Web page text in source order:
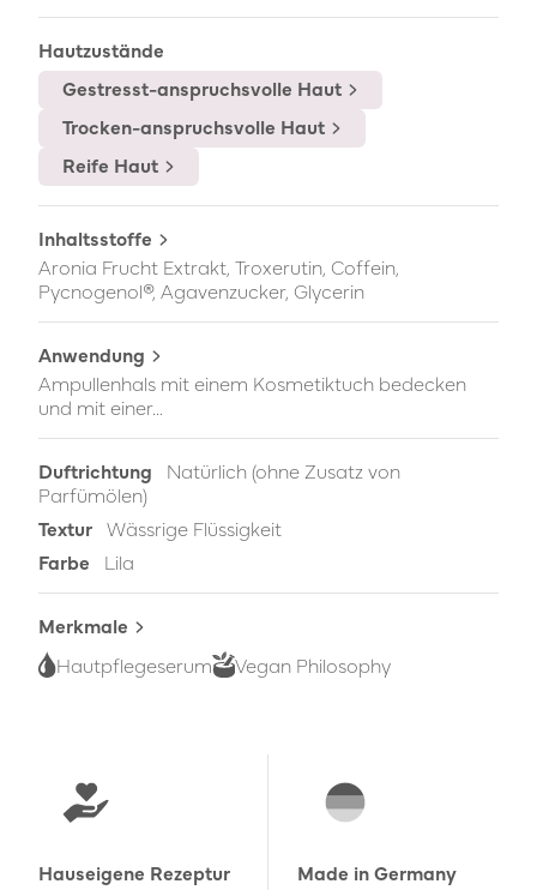
Hautzustände
Gestresst-anspruchsvolle Haut
Trocken-anspruchsvolle Haut
Reife Haut
Inhaltsstoffe
Aronia Frucht Extrakt, Troxerutin, Coffein,
Pycnogenol®, Agavenzucker, Glycerin
Anwendung
Ampullenhals mit einem Kosmetiktuch bedecken
und mit einer...
Duftrichtung
Natürlich (ohne Zusatz von
Parfümölen)
Textur Wässrige Flüssigkeit
Farbe
Lila
Merkmale
Hautpflegeserum
Vegan Philosophy
Hauseigene Rezeptur Made in Germany